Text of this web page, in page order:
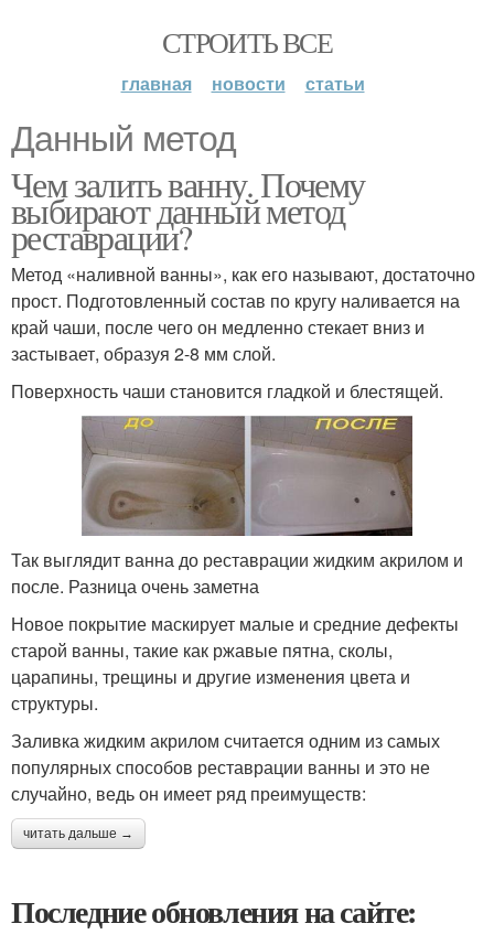
СТРОИТЬ ВСЕ
главная новости статьи
Данный метод
Чем залить ванну. Почему
выбирают данный метод
реставрации?
Метод «наливной ванны», как его называют, достаточно
прост. Подготовленный состав по кругу наливается на
край чаши, после чего он медленно стекает вниз и
застывает, образуя 2-8 мм слой.
Поверхность чаши становится гладкой и блестящей.
Так выглядит ванна до реставрации жидким акрилом и
после. Разница очень заметна
Новое покрытие маскирует малые и средние дефекты
старой ванны, такие как ржавые пятна, сколы,
царапины, трещины и другие изменения цвета и
структуры.
Заливка жидким акрилом считается одним из самых
популярных способов реставрации ванны и это не
случайно, ведь он имеет ряд преимуществ:
читать дальше →
Последние обновления на сайте: